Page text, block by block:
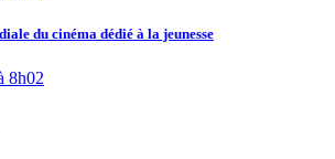
du cinéma dédié à la jeunesse
8h02